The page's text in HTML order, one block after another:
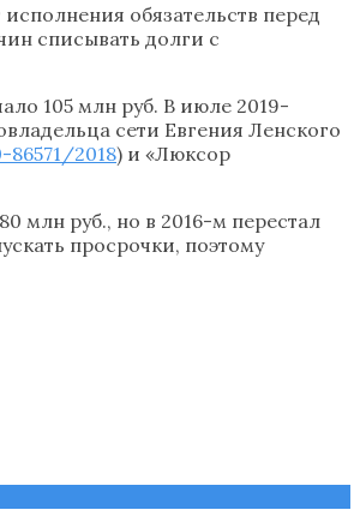
обязательств перед
списывать долги с
105 млн руб. В июле 2019-
сети Евгения Ленского
2018) и «Люксор
млн руб., но в 2016-м перестал
просрочки, поэтому